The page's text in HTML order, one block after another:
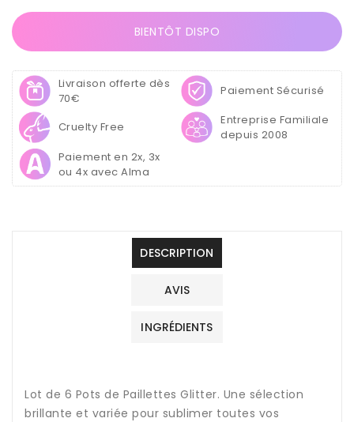
Pots
Pots
BIENTÔT DISPO
Livraison offerte dès
70€
Paiement Sécurisé
Cruelty Free
Entreprise Familiale
depuis 2008
Paiement en 2x, 3x
ou 4x avec Alma
DESCRIPTION
AVIS
INGRÉDIENTS
Lot de 6 Pots de Paillettes Glitter. Une sélection
brillante et variée pour sublimer toutes vos